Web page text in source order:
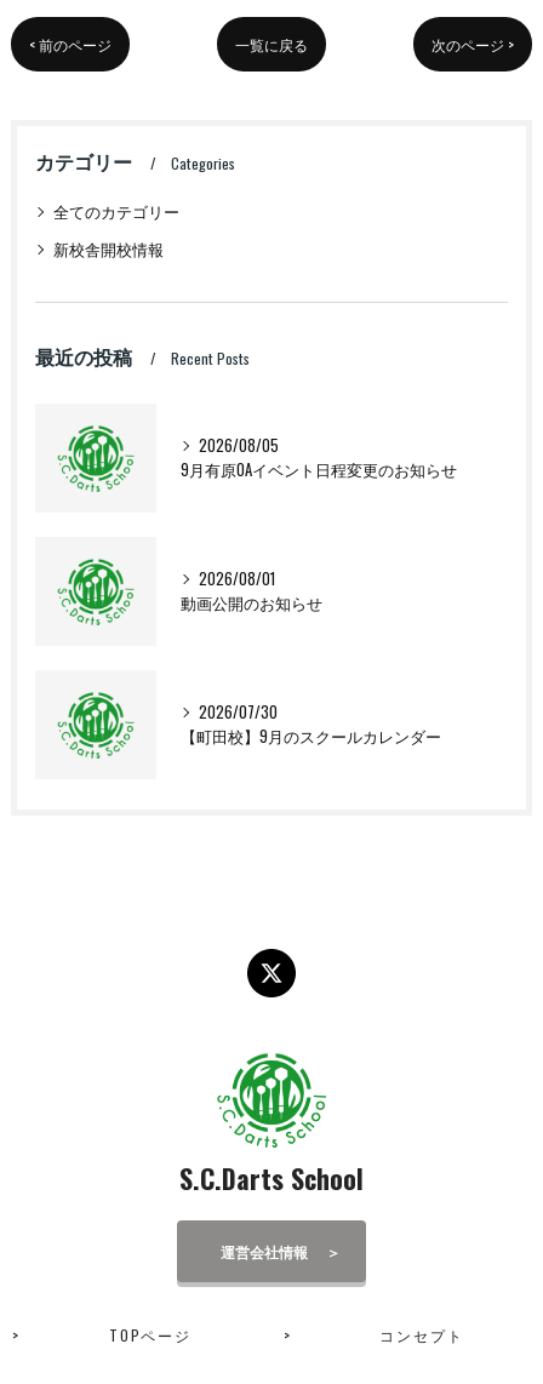
< 前のページ 一覧に戻る 次のページ >
カテゴリー Categories
全てのカテゴリー
新校舎開校情報
最近の投稿 Recent Posts
2026/08/05
9月有原OAイベント日程変更のお知らせ
2026/08/01
動画公開のお知らせ
2026/07/30
【町田校】9月のスクールカレンダー
TOPページ コンセプト
S.C.Darts School
運営会社情報